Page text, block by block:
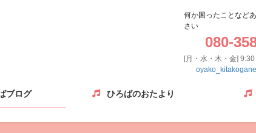
何か困ったことなど
さい
080-
[月・水・木・金]
ブログ ひろばのおたより